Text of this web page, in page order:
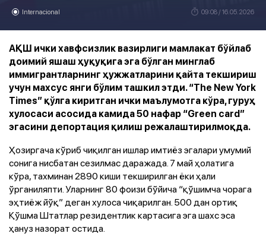
Internacional 09:08 / 16.05.2026
АҚШ ички хавфсизлик вазирлиги мамлакат бўйлаб
доимий яшаш ҳуқуқига эга бўлган минглаб
иммигрантларнинг ҳужжатларини қайта текшириш
учун махсус янги бўлим ташкил этди. “The New York
Times” қўлга киритган ички маълумотга кўра, гуруҳ
хулосаси асосида камида 50 нафар “Green card”
эгасини депортация қилиш режалаштирилмоқда.
Ҳозиргача кўриб чиқилган ишлар имтиёз эгалари умумий
сонига нисбатан сезилмас даражада. 7 май ҳолатига
кўра, тахминан 2890 киши текширилган ёки ҳали
ўрганиляпти. Уларнинг 80 фоизи бўйича “қўшимча чорага
эҳтиёж йўқ” деган хулоса чиқарилган. 500 дан ортиқ
Қўшма Штатлар резидентлик картасига эга шахс эса
ҳануз назорат остида.